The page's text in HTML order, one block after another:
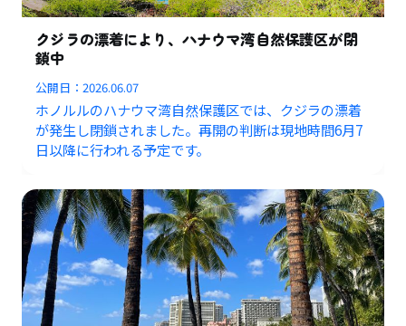
クジラの漂着により、ハナウマ湾自然保護区が閉
鎖中
公開日：2026.06.07
ホノルルのハナウマ湾自然保護区では、クジラの漂着
が発生し閉鎖されました。再開の判断は現地時間6月7
日以降に行われる予定です。